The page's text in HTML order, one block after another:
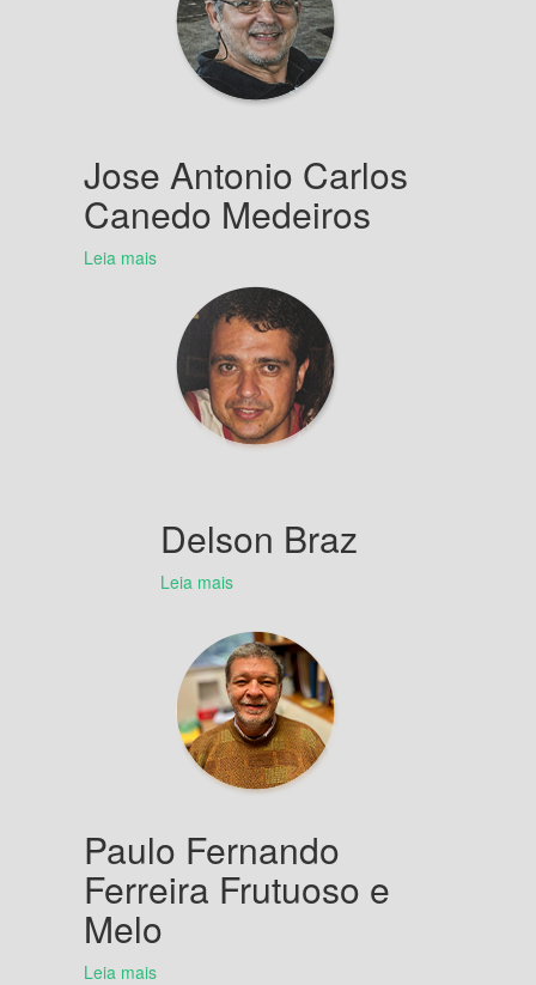
Jose Antonio Carlos
Canedo Medeiros
Leia mais
Delson Braz
Leia mais
Paulo Fernando
Ferreira Frutuoso e
Melo
Leia mais